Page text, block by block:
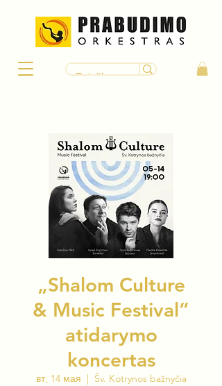
„Shalom Culture
& Music Festival“
atidarymo
koncertas
вт, 14 мая
Šv. Kotrynos bažnyčia